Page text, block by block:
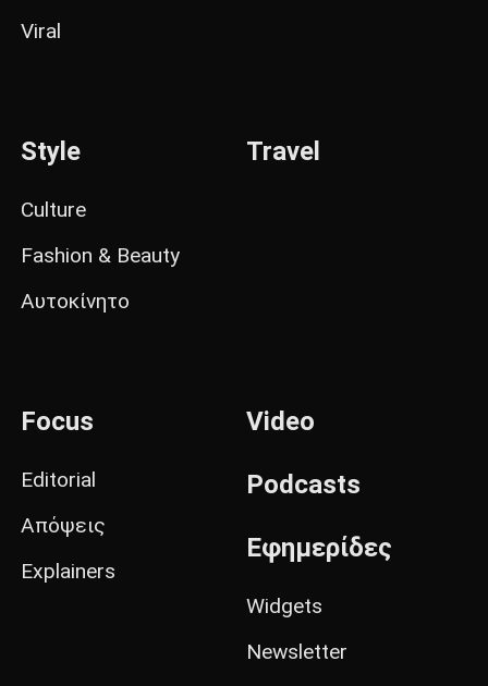
Viral
Style
Culture
Fashion & Beauty
Αυτοκίνητο
Travel
Focus
Editorial
Απόψεις
Explainers
Video
Podcasts
Εφημερίδες
Widgets
Newsletter